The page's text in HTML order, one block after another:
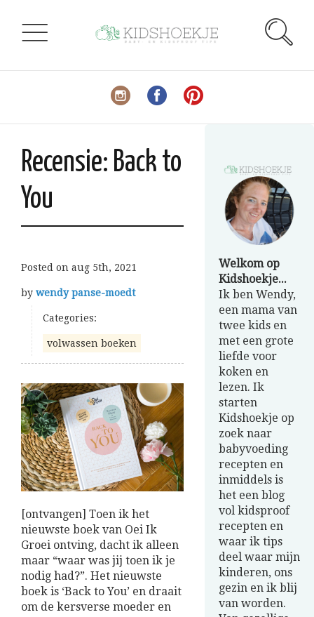
Recensie: Back to
You
Posted on aug 5th, 2021
by wendy panse-moedt
Categories:
volwassen boeken
[ontvangen] Toen ik het
nieuwste boek van Oei Ik
Groei ontving, dacht ik alleen
maar “waar was jij toen ik je
nodig had?”. Het nieuwste
boek is ‘Back to You’ en draait
om de kersverse moeder en
Welkom op
Kidshoekje...
Ik ben Wendy,
een mama van
twee kids en
met een grote
liefde voor
koken en
lezen. Ik
starten
Kidshoekje op
zoek naar
babyvoeding
recepten en
inmiddels is
het een blog
vol kidsproof
recepten en
waar ik tips
deel waar mijn
kinderen, ons
gezin en ik blij
van worden.